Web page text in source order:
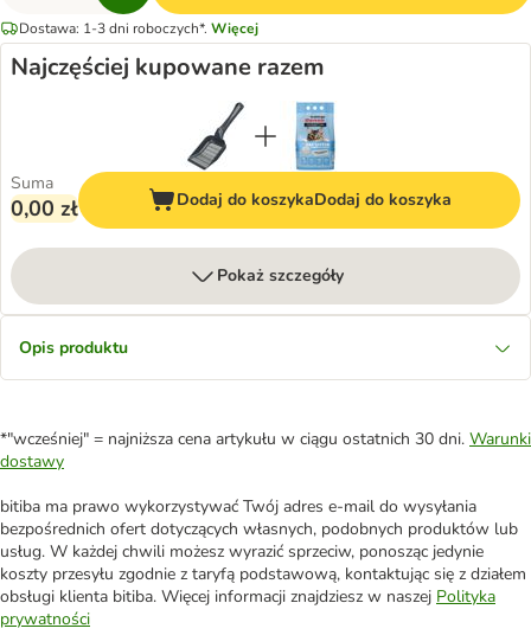
Dostawa: 1-3 dni roboczych*. Więcej
Najczęściej kupowane razem
Suma
0,00 zł Dodaj do koszykaDodaj do koszyka
Pokaż szczegóły
Opis produktu
*"wcześniej" = najniższa cena artykułu w ciągu ostatnich 30 dni. Warunki
dostawy
bitiba ma prawo wykorzystywać Twój adres e-mail do wysyłania
bezpośrednich ofert dotyczących własnych, podobnych produktów lub
usług. W każdej chwili możesz wyrazić sprzeciw, ponosząc jedynie
koszty przesyłu zgodnie z taryfą podstawową, kontaktując się z działem
obsługi klienta bitiba. Więcej informacji znajdziesz w naszej Polityka
prywatności